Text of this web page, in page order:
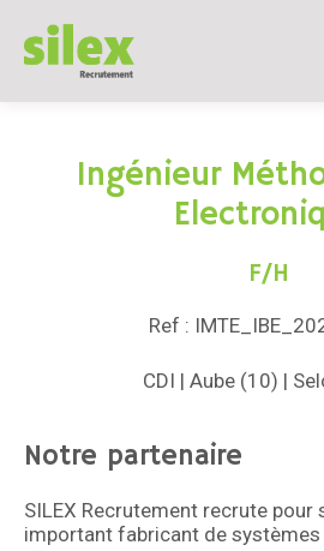
contenu
Ingénieur
F/H
Ref :
CDI | Aube (10) |
Notre partenaire
SILEX Recrutement recrute pour
important fabricant de systèmes